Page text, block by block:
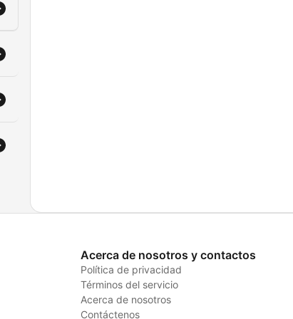
Acerca de nosotros y contactos
Política de privacidad
Términos del servicio
Acerca de nosotros
Contáctenos